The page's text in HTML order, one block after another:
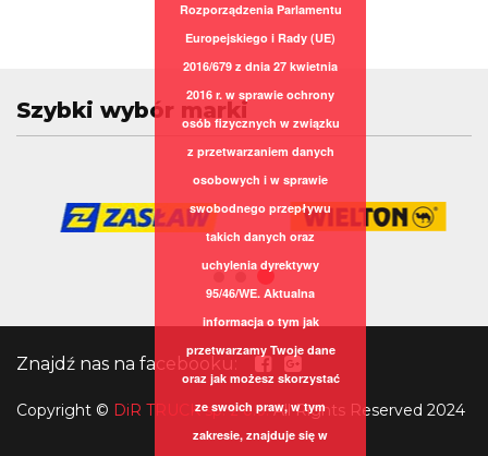
Szybki wybór marki
Znajdź nas na facebooku:
Copyright © DiR TRUCK sp. z o.o.All Rights Reserved 2024
Rozporządzenia Parlamentu
Europejskiego i Rady (UE)
2016/679 z dnia 27 kwietnia
2016 r. w sprawie ochrony
osób fizycznych w związku
z przetwarzaniem danych
osobowych i w sprawie
swobodnego przepływu
takich danych oraz
uchylenia dyrektywy
95/46/WE. Aktualna
informacja o tym jak
przetwarzamy Twoje dane
oraz jak możesz skorzystać
ze swoich praw, w tym
zakresie, znajduje się w